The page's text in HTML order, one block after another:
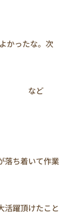
かったな。次
ち着いて作業
躍頂けたこと